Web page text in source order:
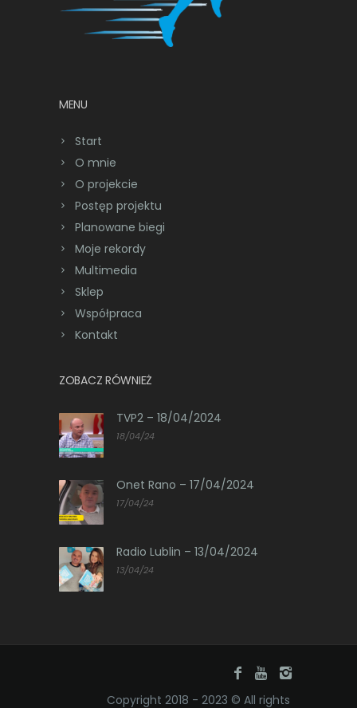
MENU
Start
O mnie
O projekcie
Postęp projektu
Planowane biegi
Moje rekordy
Multimedia
Sklep
Współpraca
Kontakt
ZOBACZ RÓWNIEŻ
TVP2 – 18/04/2024
18/04/24
Onet Rano – 17/04/2024
17/04/24
Radio Lublin – 13/04/2024
13/04/24
Copyright 2018 - 2023 © All rights